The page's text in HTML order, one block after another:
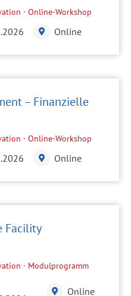
· Online-Workshop
Online
– Finanzielle
· Online-Workshop
Online
Facility
· Modulprogramm
Online